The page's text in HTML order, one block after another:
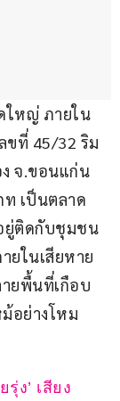
ใหญ่ ภายใน
ขที่ 45/32 ริม
จ.ขอนแก่น
เป็นตลาด
ยู่ติดกับชุมชน
ยในเสียหาย
ยพื้นที่เกือบ
อย่างโหม
ง’ เสียง